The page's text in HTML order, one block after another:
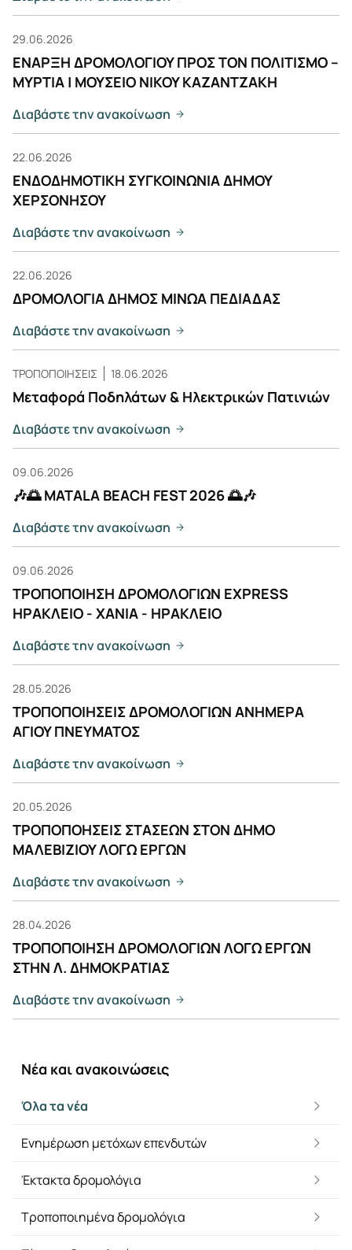
Νέα και ανακοινώσεις
Όλα τα νέα
Ενημέρωση μετόχων επενδυτών
Έκτακτα δρομολόγια
Τροποποιημένα δρομολόγια
29.06.2026
ΕΝΑΡΞΗ ΔΡΟΜΟΛΟΓΙΟΥ ΠΡΟΣ ΤΟΝ ΠΟΛΙΤΙΣΜΟ –
ΜΥΡΤΙΑ | ΜΟΥΣΕΙΟ ΝΙΚΟΥ ΚΑΖΑΝΤΖΑΚΗ
Διαβάστε την ανακοίνωση
22.06.2026
ΕΝΔΟΔΗΜΟΤΙΚΗ ΣΥΓΚΟΙΝΩΝΙΑ ΔΗΜΟΥ
ΧΕΡΣΟΝΗΣΟΥ
Διαβάστε την ανακοίνωση
22.06.2026
ΔΡΟΜΟΛΟΓΙΑ ΔΗΜΟΣ ΜΙΝΩΑ ΠΕΔΙΑΔΑΣ
Διαβάστε την ανακοίνωση
ΤΡΟΠΟΠΟΙΗΣΕΙΣ 18.06.2026
Μεταφορά Ποδηλάτων & Ηλεκτρικών Πατινιών
Διαβάστε την ανακοίνωση
09.06.2026
🎶🌅 MATALA BEACH FEST 2026 🌅🎶
Διαβάστε την ανακοίνωση
09.06.2026
ΤΡΟΠΟΠΟΙΗΣΗ ΔΡΟΜΟΛΟΓΙΩΝ EXPRESS
ΗΡΑΚΛΕΙΟ - ΧΑΝΙΑ - ΗΡΑΚΛΕΙΟ
Διαβάστε την ανακοίνωση
28.05.2026
ΤΡΟΠΟΠΟΙΗΣΕΙΣ ΔΡΟΜΟΛΟΓΙΩΝ ΑΝΗΜΕΡΑ
ΑΓΙΟΥ ΠΝΕΥΜΑΤΟΣ
Διαβάστε την ανακοίνωση
20.05.2026
ΤΡΟΠΟΠΟΗΣΕΙΣ ΣΤΑΣΕΩΝ ΣΤΟΝ ΔΗΜΟ
ΜΑΛΕΒΙΖΙΟΥ ΛΟΓΩ ΕΡΓΩΝ
Διαβάστε την ανακοίνωση
28.04.2026
ΤΡΟΠΟΠΟΙΗΣΗ ΔΡΟΜΟΛΟΓΙΩΝ ΛΟΓΩ ΕΡΓΩΝ
ΣΤΗΝ Λ. ΔΗΜΟΚΡΑΤΙΑΣ
Διαβάστε την ανακοίνωση